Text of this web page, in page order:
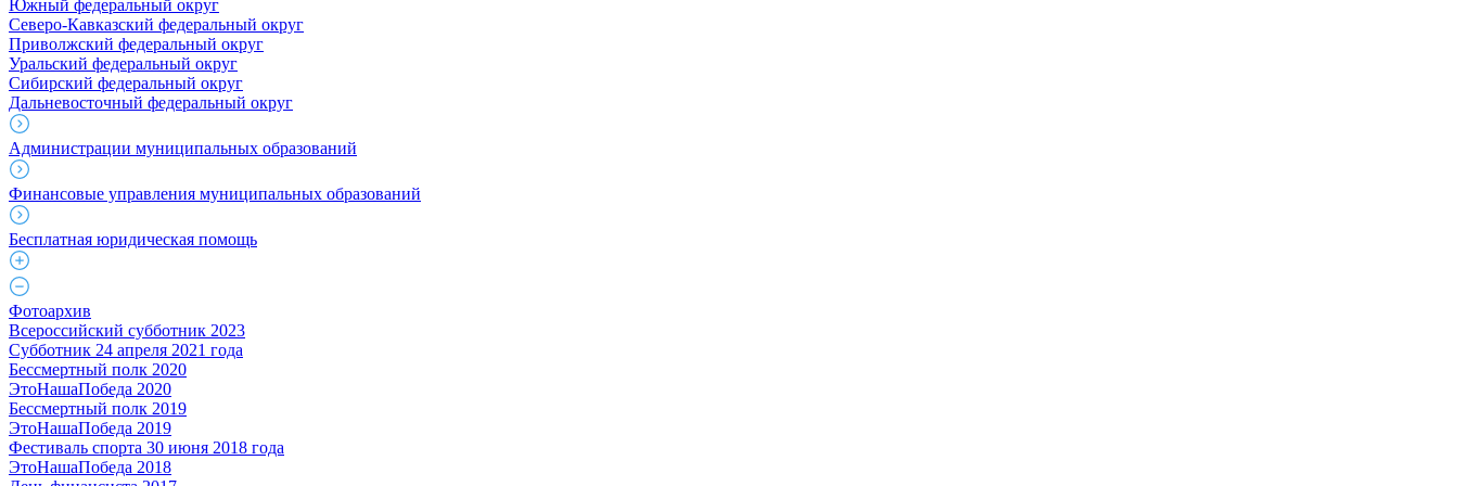
Южный федеральный округ
Северо-Кавказский федеральный округ
Приволжский федеральный округ
Уральский федеральный округ
Сибирский федеральный округ
Дальневосточный федеральный округ
Администрации муниципальных образований
Финансовые управления муниципальных образований
Бесплатная юридическая помощь
Фотоархив
Всероссийский субботник 2023
Субботник 24 апреля 2021 года
Бессмертный полк 2020
ЭтоНашаПобеда 2020
Бессмертный полк 2019
ЭтоНашаПобеда 2019
Фестиваль спорта 30 июня 2018 года
ЭтоНашаПобеда 2018